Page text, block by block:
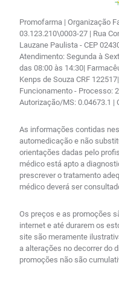
Promofarma | Organização
03.123.210\0003-27 | Rua
Lauzane Paulista - CEP
Atendimento: Segunda à
das 08:00 às 14:30|
Kenps de Souza CRF
Funcionamento - Processo:
Autorização/MS: 0.04673.1 |
As informações contidas
automedicação e não
orientações dadas pelo
médico está apto a
prescrever o tratamento
médico deverá ser
Os preços e as promoções
internet e até durarem os
site são meramente
a alterações no decorrer do
promoções não são